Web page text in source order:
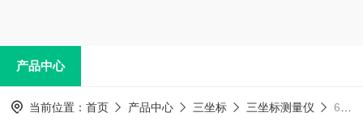
产品中心
当前位置： 首页 产品中心 三坐标 三坐标测量仪 676苏州蔡司三坐标代理